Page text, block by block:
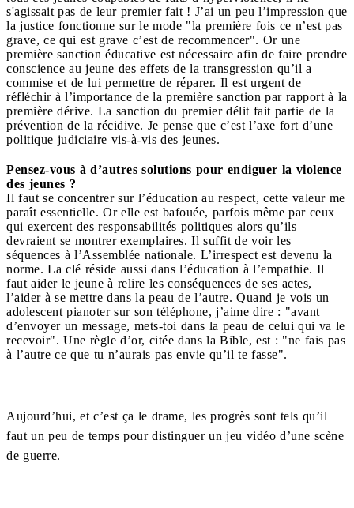
s'agissait pas de leur premier fait ! J’ai un peu l’impression que
la justice fonctionne sur le mode "la première fois ce n’est pas
grave, ce qui est grave c’est de recommencer". Or une
première sanction éducative est nécessaire afin de faire prendre
conscience au jeune des effets de la transgression qu’il a
commise et de lui permettre de réparer. Il est urgent de
réfléchir à l’importance de la première sanction par rapport à la
première dérive. La sanction du premier délit fait partie de la
prévention de la récidive. Je pense que c’est l’axe fort d’une
politique judiciaire vis-à-vis des jeunes.
Pensez-vous à d’autres solutions pour endiguer la violence
des jeunes ?
Il faut se concentrer sur l’éducation au respect, cette valeur me
paraît essentielle. Or elle est bafouée, parfois même par ceux
qui exercent des responsabilités politiques alors qu’ils
devraient se montrer exemplaires. Il suffit de voir les
séquences à l’Assemblée nationale. L’irrespect est devenu la
norme. La clé réside aussi dans l’éducation à l’empathie. Il
faut aider le jeune à relire les conséquences de ses actes,
l’aider à se mettre dans la peau de l’autre. Quand je vois un
adolescent pianoter sur son téléphone, j’aime dire : "avant
d’envoyer un message, mets-toi dans la peau de celui qui va le
recevoir". Une règle d’or, citée dans la Bible, est : "ne fais pas
à l’autre ce que tu n’aurais pas envie qu’il te fasse".
Aujourd’hui, et c’est ça le drame, les progrès sont tels qu’il
faut un peu de temps pour distinguer un jeu vidéo d’une scène
de guerre.